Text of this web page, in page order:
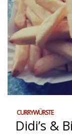
CURRYWÜRSTE
Didi’s &